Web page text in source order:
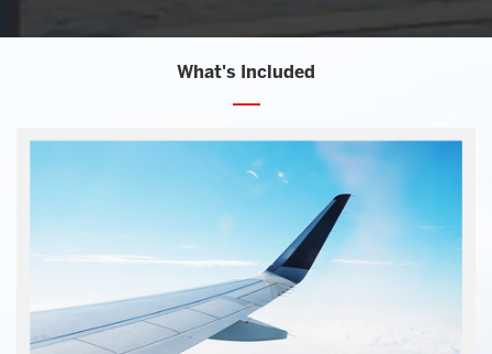
What's Included